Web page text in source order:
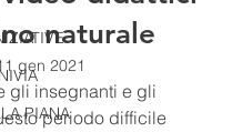
PIANA
naturale
gen 2021
gli insegnanti e gli
periodo difficile